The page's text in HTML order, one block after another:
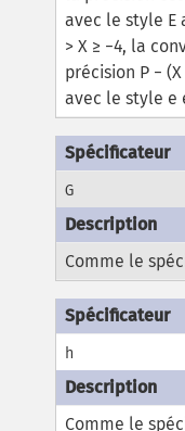
avec le style E
> X ≥ −4, la
précision P −
avec le style e
G
Comme le
h
Comme le